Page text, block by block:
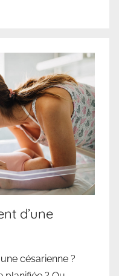
d’une
césarienne ?